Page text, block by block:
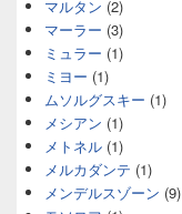
マルタン (2)
マーラー (3)
ミュラー (1)
ミヨー (1)
ムソルグスキー (1)
メシアン (1)
メトネル (1)
メルカダンテ (1)
メンデルスゾーン (9)